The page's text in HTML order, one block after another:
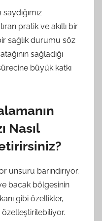
pratik ve akıllı bir
sağlık durumu söz
sağladığı
büyük katkı
Nasıl
unsuru barındırıyor.
bacak bölgesinin
gibi özellikler,
özelleştirilebiliyor.